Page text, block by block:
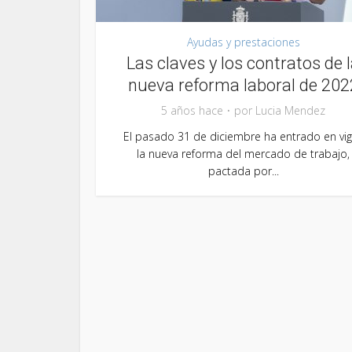
Ayudas y prestaciones
Las claves y los contratos de
nueva reforma laboral de
5 años hace por Lucia Mendez
El pasado 31 de diciembre ha entrado en
la nueva reforma del mercado de trabajo,
pactada por...